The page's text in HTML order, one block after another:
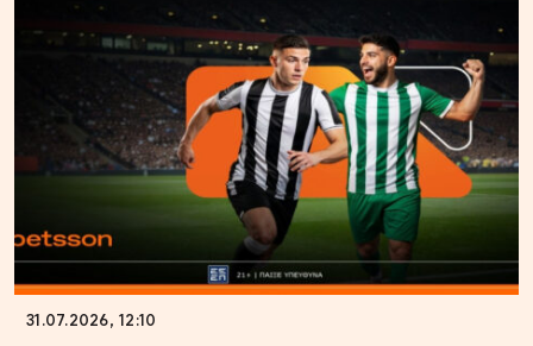
31.07.2026, 12:10